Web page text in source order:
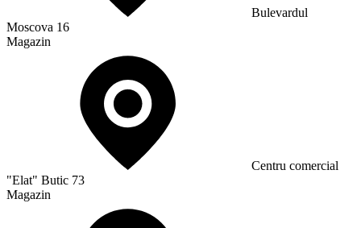
Bulevardul
Moscova 16
Magazin
Сentru comercial
"Elat" Butic 73
Magazin